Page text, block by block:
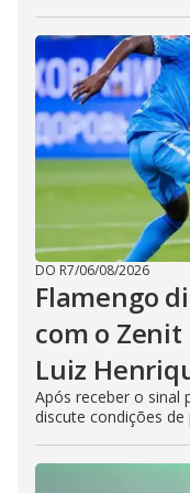
DO R7/06/08/2026
Flamengo
com o
Luiz
Após receber o sinal
discute condições